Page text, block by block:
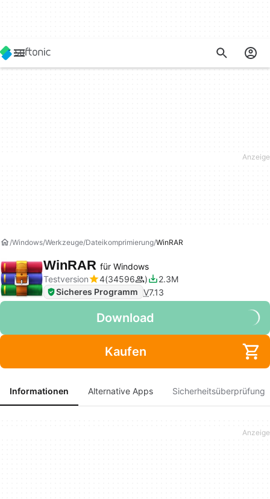
Windows Werkzeuge Dateikomprimierung WinRAR
WinRAR für Windows
Testversion
4 34596
2.3M
Sicheres Programm V7.13
Download
Kaufen
Informationen Alternative Apps Sicherheitsüberprüfung